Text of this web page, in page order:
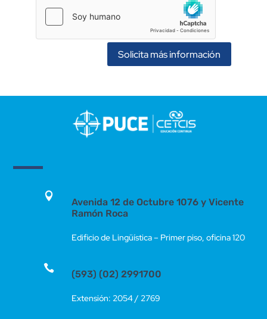
Solicita más información

Avenida 12 de Octubre 1076 y Vicente
Ramón Roca
Edificio de Lingüística – Primer piso, oficina 120

(593) (02) 2991700
Extensión: 2054 / 2769